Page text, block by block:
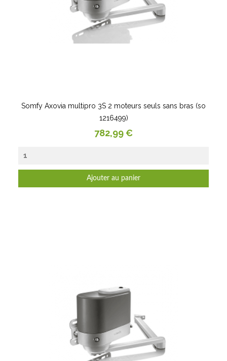
Somfy Axovia multipro 3S 2 moteurs seuls sans bras (so
1216499)
Prix
782,99 €
Ajouter au panier